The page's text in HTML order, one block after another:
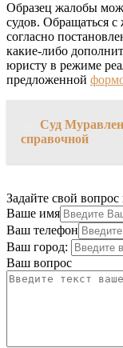
Образец жалобы
судов. Обращаться
согласно
какие-либо
юристу в режиме
предложенной
Суд
справочной
Задайте свой
Ваше имя
Ваш телефон
Ваш город:
Ваш вопрос